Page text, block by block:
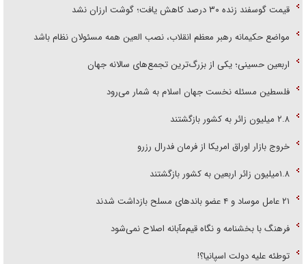
قیمت گوسفند زنده ۳۰ درصد کاهش یافت؛ گوشت ارزان نشد
مواضع حکیمانه رهبر معظم انقلاب، نصب العین همه مسئولان نظام باشد
اربعین حسینی؛ یکی از بزرگ‌ترین تجمع‌های سالانه جهان
فلسطین مسئله نخست جهان اسلام به شمار می‌رود
۲.۸ میلیون زائر به کشور بازگشتند
خروج بازار اوراق امریکا از فرمان فدرال رزرو
۱.۸میلیون زائر اربعین به کشور بازگشتند
۲۱ عامل موساد و ۴ عضو باند‌های مسلح بازداشت شدند
فرهنگ با بخشنامه و نگاه قیم‌مآبانه اصلاح نمی‌شود
توطئه علیه دولت اسپانیا؟!